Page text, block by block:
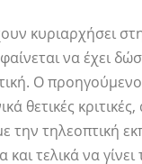
κυριαρχήσει
να έχει
Ο
θετικές
την τηλεοπτική
τελικά να